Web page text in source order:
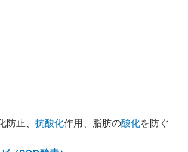
止、 抗酸化作用、脂肪の酸化を防ぐ